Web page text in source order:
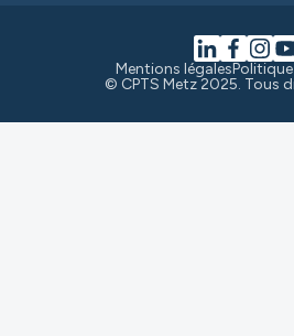
Mentions légales
© CPTS Metz 2025. Tous